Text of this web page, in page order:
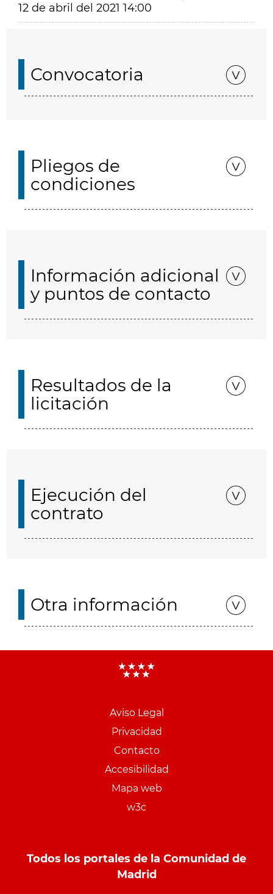
12 de abril del 2021 14:00
Convocatoria
Pliegos de
condiciones
Información adicional
y puntos de contacto
Resultados de la
licitación
Ejecución del
contrato
Otra información
Aviso Legal
Privacidad
Contacto
Accesibilidad
Mapa web
w3c
Todos los portales de la Comunidad de
Madrid